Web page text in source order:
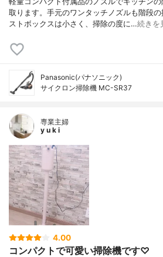
取ります。手元のワンタッチノズルも階段
ストボックスは小さく、掃除の度に…続きを
Panasonic(パナソニック)
サイクロン掃除機 MC-SR37
専業主婦
y u k i
4.00
コンパクトで可愛い掃除機です♡